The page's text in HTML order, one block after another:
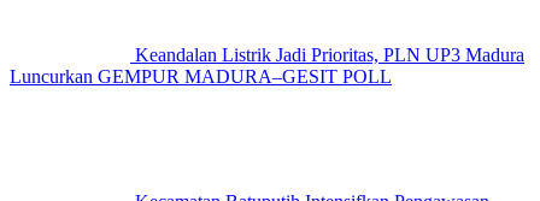
Keandalan Listrik Jadi Prioritas, PLN UP3 Madura
Luncurkan GEMPUR MADURA–GESIT POLL